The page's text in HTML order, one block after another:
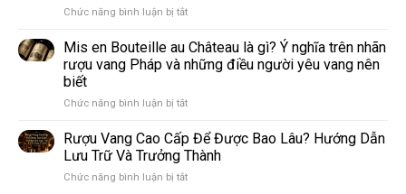
thế
Nhau
Thế
Nào?
10
So
Dễ
Hiểu
Người
Chức năng bình luận bị tắtở
và
Lalande
de
Điểm
khác
nhau
và
vì
Mis en Bouteille au Château là gì? Ý nghĩa trên nhãn
rượu vang Pháp và những điều người yêu vang nên
biết
Chức năng bình luận bị tắtở
en
Bouteille
au
Château
Rượu Vang Cao Cấp Để Được Bao Lâu? Hướng Dẫn
Lưu Trữ Và Trưởng Thành
Chức năng bình luận bị tắtở